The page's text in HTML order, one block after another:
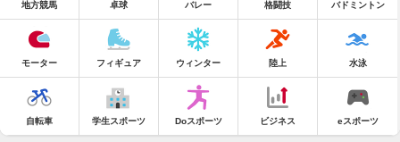
地方競馬 卓球 バレー 格闘技 バドミントン
モーター フィギュア ウィンター 陸上 水泳
自転車 学生スポーツ Doスポーツ ビジネス eスポーツ